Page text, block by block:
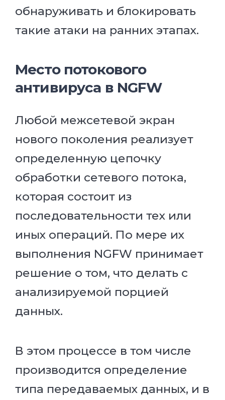
обнаруживать и блокировать
такие атаки на ранних этапах.
Место потокового
антивируса в NGFW
Любой межсетевой экран
нового поколения реализует
определенную цепочку
обработки сетевого потока,
которая состоит из
последовательности тех или
иных операций. По мере их
выполнения NGFW принимает
решение о том, что делать с
анализируемой порцией
данных.
В этом процессе в том числе
производится определение
типа передаваемых данных, и в